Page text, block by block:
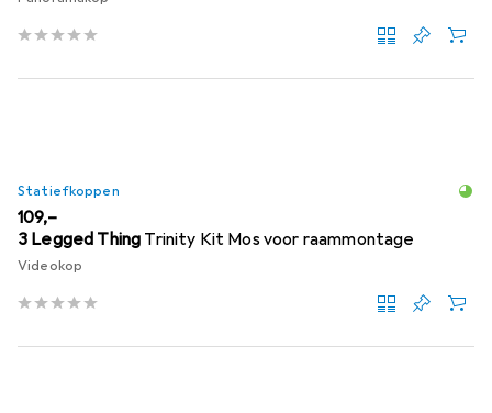
Statiefkoppen
EUR
109,–
3 Legged Thing Trinity Kit Mos voor raammontage
Videokop